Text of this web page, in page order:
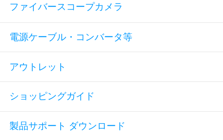
ファイバースコープカメラ
電源ケーブル・コンバータ等
アウトレット
ショッピングガイド
製品サポート ダウンロード